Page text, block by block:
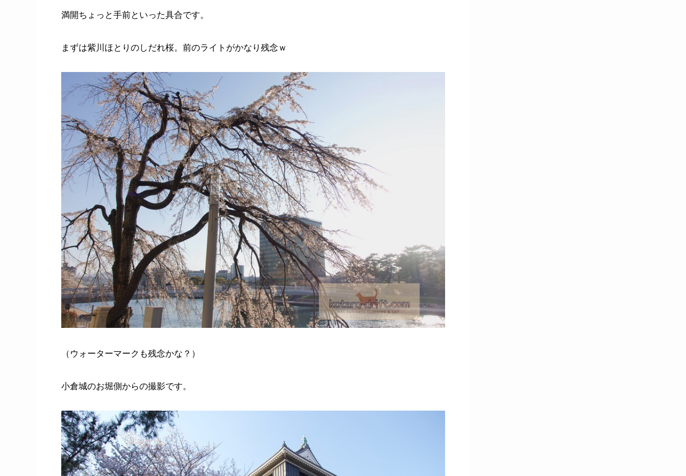
満開ちょっと手前といった具合です。
まずは紫川ほとりのしだれ桜。前のライトがかなり残念ｗ
（ウォーターマークも残念かな？）
小倉城のお堀側からの撮影です。